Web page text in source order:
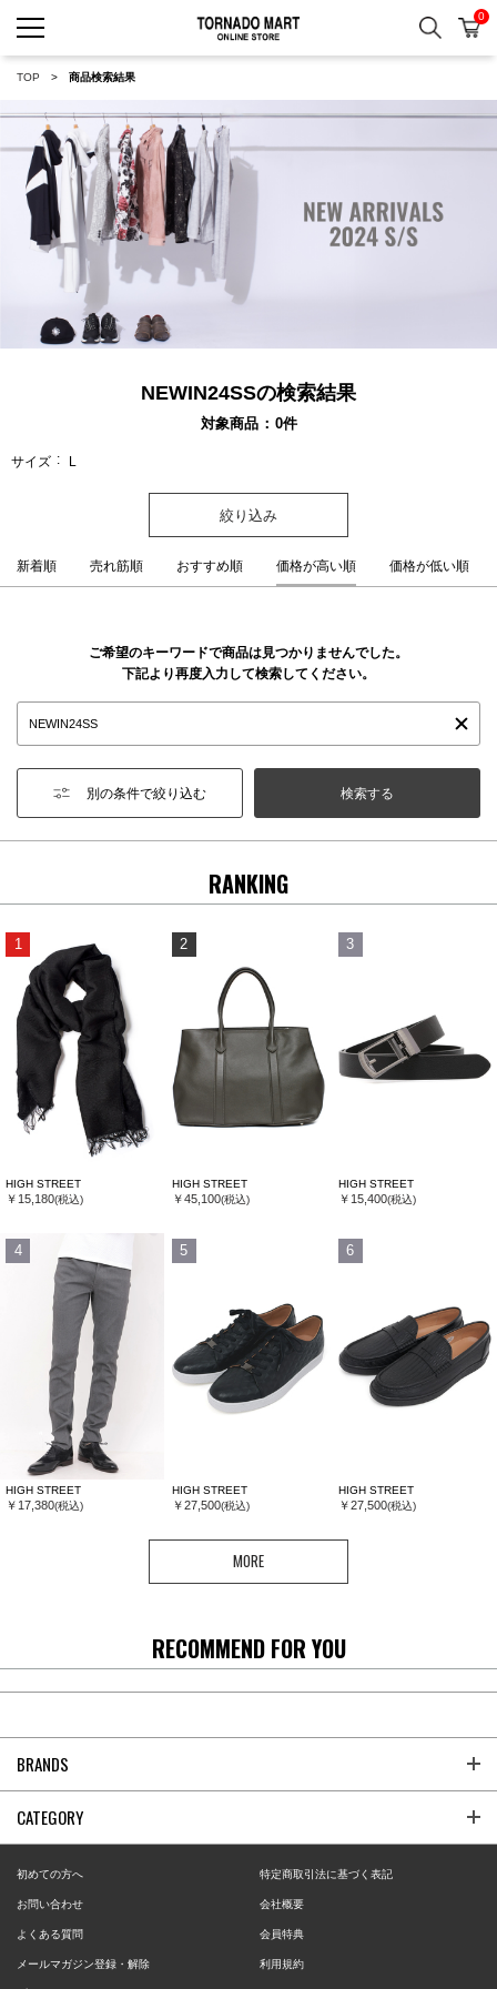
検索 カ
0
TOP 商品検索結果
NEWIN24SSの検索結果
対象商品 0件
サイズ L
絞り込み
新着順 売れ筋順 おすすめ順 価格が高い順 価格が低い順
ご希望のキーワードで商品は見つかりませんでした。
下記より再度入力して検索してください。
別の条件で絞り込む
RANKING
1
HIGH STREET
￥15,180(税込)
2
HIGH STREET
￥45,100(税込)
3
HIGH STREET
￥15,400(税込)
4
HIGH STREET
￥17,380(税込)
5
HIGH STREET
￥27,500(税込)
6
HIGH STREET
￥27,500(税込)
MORE
RECOMMEND FOR YOU
BRANDS
CATEGORY
初めての方へ 特定商取引法に基づく表記
お問い合わせ 会社概要
よくある質問 会員特典
メールマガジン登録・解除 利用規約